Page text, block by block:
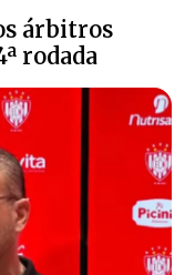
árbitros
rodada